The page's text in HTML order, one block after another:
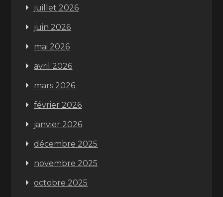
juillet 2026
juin 2026
mai 2026
avril 2026
mars 2026
février 2026
janvier 2026
décembre 2025
novembre 2025
octobre 2025